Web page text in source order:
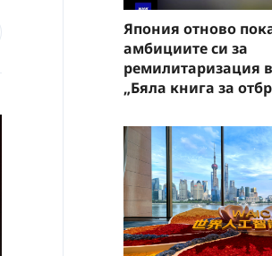
Япония отново
амбициите си за
ремилитаризация
„Бяла книга за